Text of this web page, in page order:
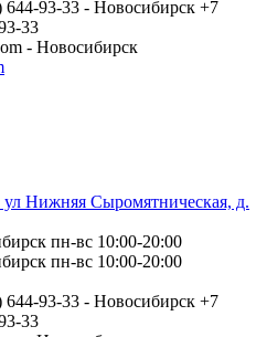
+7
33
Нижняя Сыромятническая, д.
пн-вс 10:00-20:00
пн-вс 10:00-20:00
+7
33